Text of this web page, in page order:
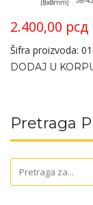
2.400,00 рсд
Šifra proizvoda:
DODAJ U
Pretraga